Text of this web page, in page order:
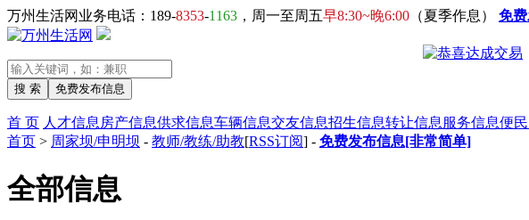
万州生活网业务电话：189-8353-1163 ，周一至周五早8:30~晚6:00 （夏季作息） 免
首 页 人才信息 房产信息供求信息车辆信息交友信息招生信息转让信息 服务信息便
首页 > 周家坝/申明坝 - 教师/教练/助教[RSS订阅] - 免费发布信息[非常简单]
全部信息